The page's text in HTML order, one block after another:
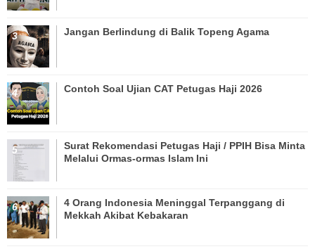
Jangan Berlindung di Balik Topeng Agama
Contoh Soal Ujian CAT Petugas Haji 2026
Surat Rekomendasi Petugas Haji / PPIH Bisa Minta
Melalui Ormas-ormas Islam Ini
4 Orang Indonesia Meninggal Terpanggang di
Mekkah Akibat Kebakaran